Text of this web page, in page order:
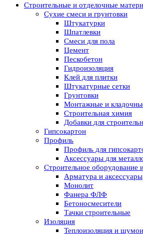
Строительные и отделочные
Сухие смеси и грунтовки
Штукатурки
Шпатлевки
Смеси для пола
Цемент
Пескобетон
Гидроизоляция
Клей для плитки
Штукатурные сетки
Грунтовки
Монтажные и
Строительная химия
Добавки для
Гипсокартон
Профиль
Профиль для
Аксессуары для
Строительное оборудование
Арматура и аксессуары
Монолит
Фанера ФЛФ
Бетоносмесители
Тачки строительные
Изоляция
Теплоизоляция и